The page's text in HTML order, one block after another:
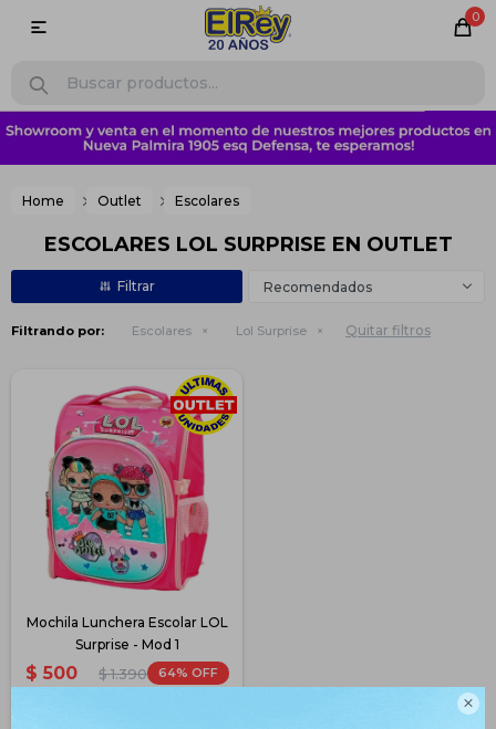

0

Home Outlet Escolares
ESCOLARES LOL SURPRISE EN OUTLET
Recomendados
Filtrando por: Escolares Lol Surprise Quitar filtros
Mochila Lunchera Escolar LOL
Surprise - Mod 1
$ 500 $ 1.390 64